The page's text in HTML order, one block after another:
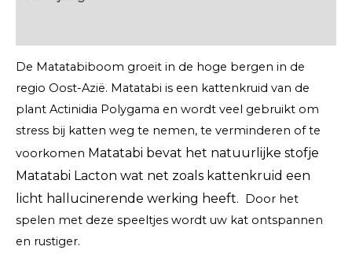
De Matatabiboom groeit in de hoge bergen in de
regio Oost-Azië. Matatabi is een kattenkruid van de
plant Actinidia Polygama en wordt veel gebruikt om
stress bij katten weg te nemen, te verminderen of te
voorkomen Matatabi bevat het natuurlijke stofje
Matatabi Lacton wat net zoals kattenkruid een
licht hallucinerende werking heeft.
Door het
spelen met deze speeltjes wordt uw kat ontspannen
en rustiger.